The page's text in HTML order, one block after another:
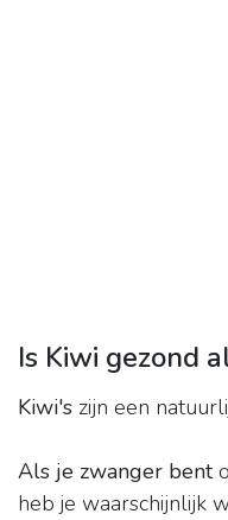
Is Kiwi gezond
Kiwi's zijn een
Als je zwanger bent
heb je waarschijnlijk